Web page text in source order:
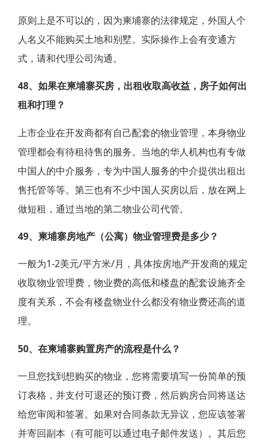
原则上是不可以的，因为柬埔寨的法律规定，外国人个
人名义不能购买土地和别墅。实际操作上会有变通方
式，请和代理公司沟通。
48、如果在柬埔寨买房，出租收取高收益，房子如何出
租和打理？
上市企业在开发商都有自己配套的物业管理，本身物业
管理都会有待租待售的服务。当地的华人机构也有专做
中国人的中介服务，专为中国人服务的中介提供出租出
售托管等等。第三也有不少中国人买房以后，放在网上
做短租，通过当地的第二物业公司代管。
49、柬埔寨房地产（公寓）物业管理费是多少？
一般为1-2美元/平方米/月，具体按房地产开发商的规定
收取物业管理费，物业费的高低和楼盘的配套设施齐全
度有关系，不会有楼盘物业什么都没有物业费还高的道
理。
50、在柬埔寨购置房产的流程是什么？
一旦您找到想购买的物业，您将需要填写一份简单的预
订表格，并支付可退还的预订费，然后购房合同将送达
给您审阅和签署。如果对合同条款无异议，您应该签署
并寄回副本（有可能可以通过电子邮件发送）。其后您